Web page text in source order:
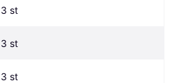
3 st
3 st
3 st